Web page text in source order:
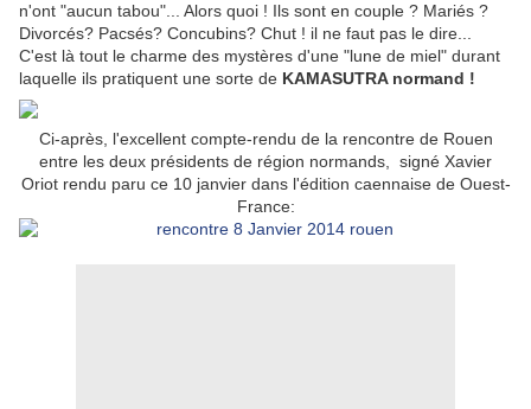
n'ont "aucun tabou"... Alors quoi ! Ils sont en couple ? Mariés ?
Divorcés? Pacsés? Concubins? Chut ! il ne faut pas le dire...
C'est là tout le charme des mystères d'une "lune de miel" durant
laquelle ils pratiquent une sorte de KAMASUTRA normand !
Ci-après, l'excellent compte-rendu de la rencontre de Rouen
entre les deux présidents de région normands, signé Xavier
Oriot rendu paru ce 10 janvier dans l'édition caennaise de Ouest-
France: